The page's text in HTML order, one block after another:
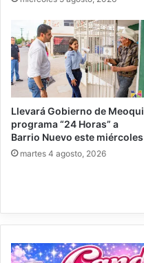
Llevará Gobierno de Meoqui
programa “24 Horas” a
Barrio Nuevo este miércoles
martes 4 agosto, 2026